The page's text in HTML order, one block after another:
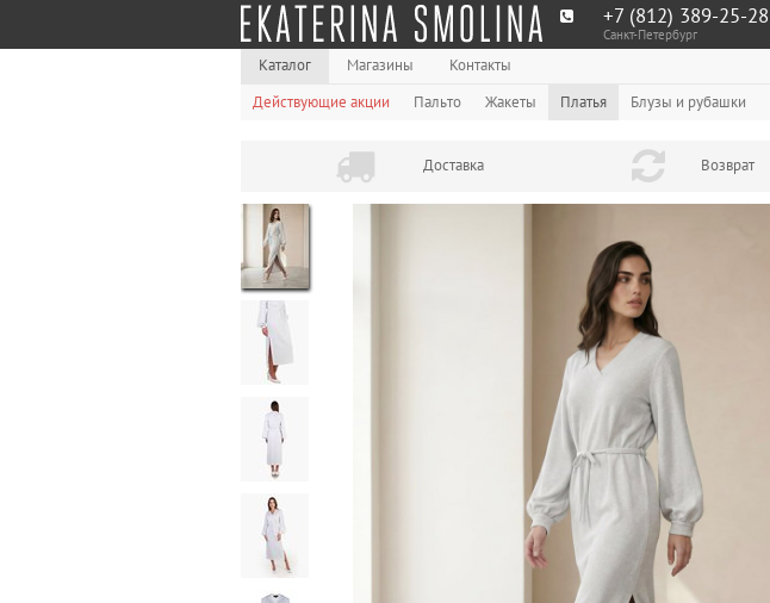
+7 (812) 389-25-28
Санкт-Петербург
Каталог Магазины Контакты
Действующие акции
Пальто Жакеты Платья Блузы и рубашки
Доставка Возврат